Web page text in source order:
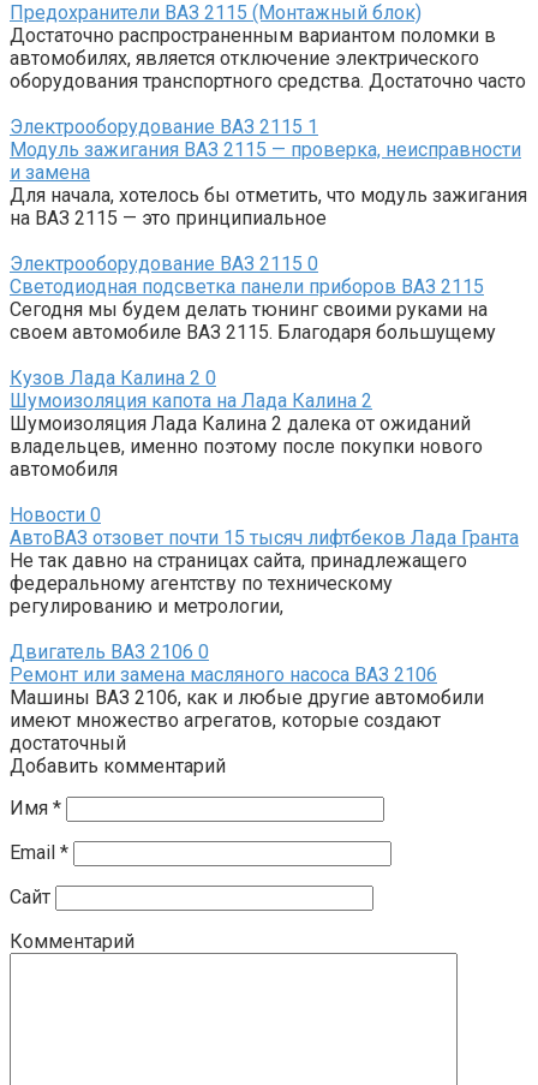
Предохранители ВАЗ 2115 (Монтажный блок)
Достаточно распространенным вариантом поломки в
автомобилях, является отключение электрического
оборудования транспортного средства. Достаточно часто
Электрооборудование ВАЗ 2115 1
Модуль зажигания ВАЗ 2115 — проверка, неисправности
и замена
Для начала, хотелось бы отметить, что модуль зажигания
на ВАЗ 2115 — это принципиальное
Электрооборудование ВАЗ 2115 0
Светодиодная подсветка панели приборов ВАЗ 2115
Сегодня мы будем делать тюнинг своими руками на
своем автомобиле ВАЗ 2115. Благодаря большущему
Кузов Лада Калина 2 0
Шумоизоляция капота на Лада Калина 2
Шумоизоляция Лада Калина 2 далека от ожиданий
владельцев, именно поэтому после покупки нового
автомобиля
Новости 0
АвтоВАЗ отзовет почти 15 тысяч лифтбеков Лада Гранта
Не так давно на страницах сайта, принадлежащего
федеральному агентству по техническому
регулированию и метрологии,
Двигатель ВАЗ 2106 0
Ремонт или замена масляного насоса ВАЗ 2106
Машины ВАЗ 2106, как и любые другие автомобили
имеют множество агрегатов, которые создают
достаточный
Добавить комментарий
Имя *
Email *
Сайт
Комментарий